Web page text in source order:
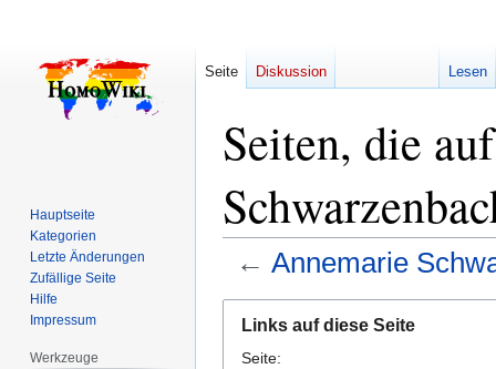
Seiten, die
← Annemarie
Navigation
springen
Suche
springen
Links auf diese Seite
Seite:
Seite Diskussion Lesen
Hauptseite
Kategorien
Letzte Änderungen
Zufällige Seite
Hilfe
Impressum
Werkzeuge